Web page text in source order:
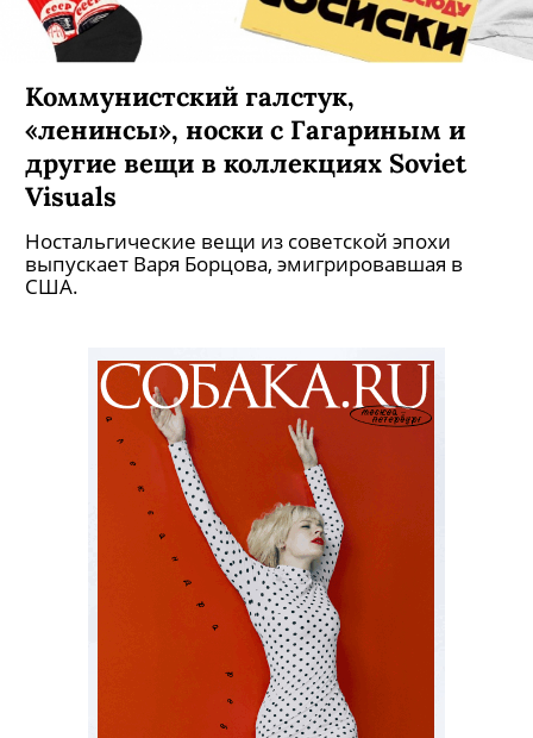
Коммунистский галстук,
«ленинсы», носки с Гагариным и
другие вещи в коллекциях Soviet
Ностальгические вещи из советской эпохи
выпускает Варя Борцова, эмигрировавшая в